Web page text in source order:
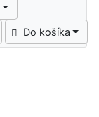
Do košíka